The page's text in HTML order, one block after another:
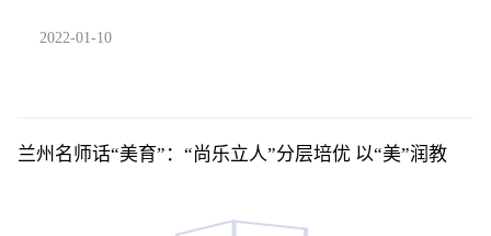
2022-01-10
兰州名师话“美育”：“尚乐立人”分层培优 以“美”润教